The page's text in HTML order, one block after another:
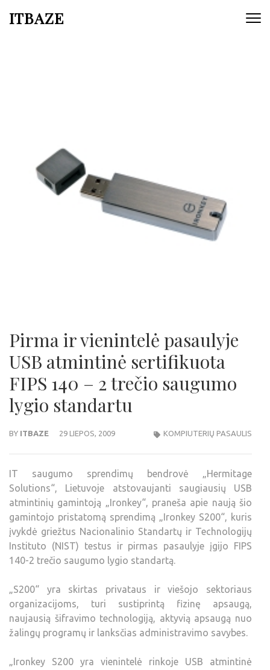
ITBAZE
Pirma ir vienintelė pasaulyje
USB atmintinė sertifikuota
FIPS 140 – 2 trečio saugumo
lygio standartu
BY ITBAZE 29 LIEPOS, 2009 KOMPIUTERIŲ PASAULIS
IT saugumo sprendimų bendrovė „Hermitage
Solutions“, Lietuvoje atstovaujanti saugiausių USB
atmintinių gamintoją „Ironkey“, praneša apie naują šio
gamintojo pristatomą sprendimą „Ironkey S200“, kuris
įvykdė griežtus Nacionalinio Standartų ir Technologijų
Instituto (NIST) testus ir pirmas pasaulyje įgijo FIPS
140-2 trečio saugumo lygio standartą.
„S200“ yra skirtas privataus ir viešojo sektoriaus
organizacijoms, turi sustiprintą fizinę apsaugą,
naujausią šifravimo technologiją, aktyvią apsaugą nuo
žalingų programų ir lanksčias administravimo savybes.
„Ironkey S200 yra vienintelė rinkoje USB atmintinė